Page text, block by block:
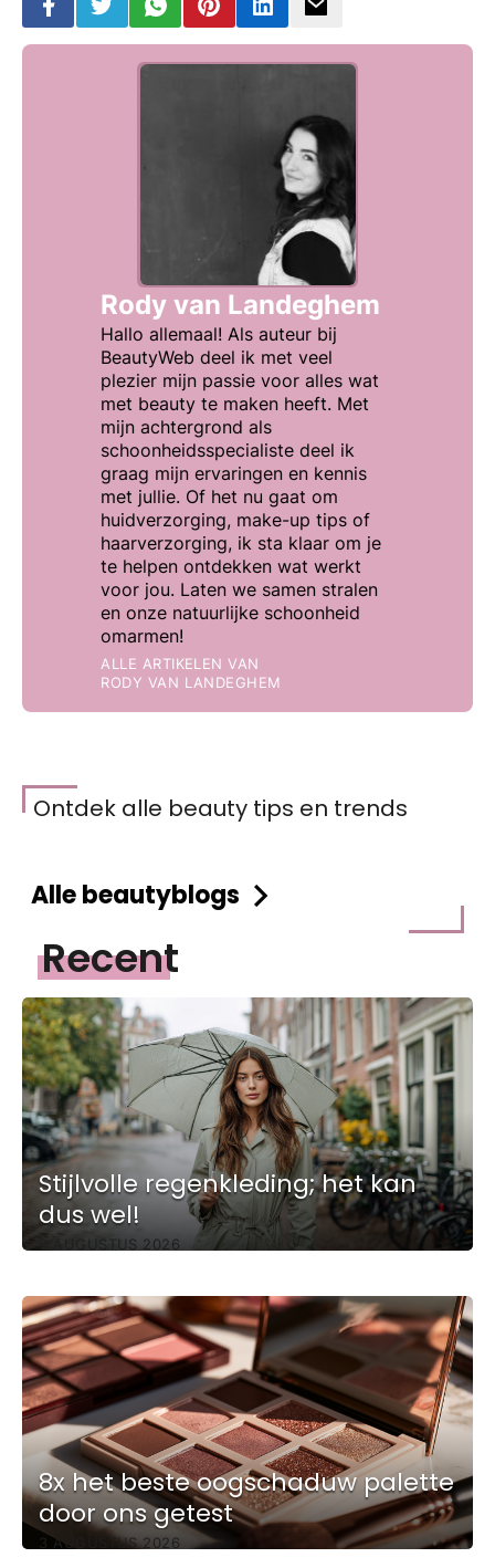
Rody van Landeghem
Hallo allemaal! Als auteur bij
BeautyWeb deel ik met veel
plezier mijn passie voor alles wat
met beauty te maken heeft. Met
mijn achtergrond als
schoonheidsspecialiste deel ik
graag mijn ervaringen en kennis
met jullie. Of het nu gaat om
huidverzorging, make-up tips of
haarverzorging, ik sta klaar om je
te helpen ontdekken wat werkt
voor jou. Laten we samen stralen
en onze natuurlijke schoonheid
omarmen!
ALLE ARTIKELEN VAN
RODY VAN LANDEGHEM
Ontdek alle beauty tips en trends
Alle beautyblogs
Recent
Stijlvolle regenkleding; het kan
dus wel!
6 AUGUSTUS 2026
8x het beste oogschaduw palette
door ons getest
3 AUGUSTUS 2026